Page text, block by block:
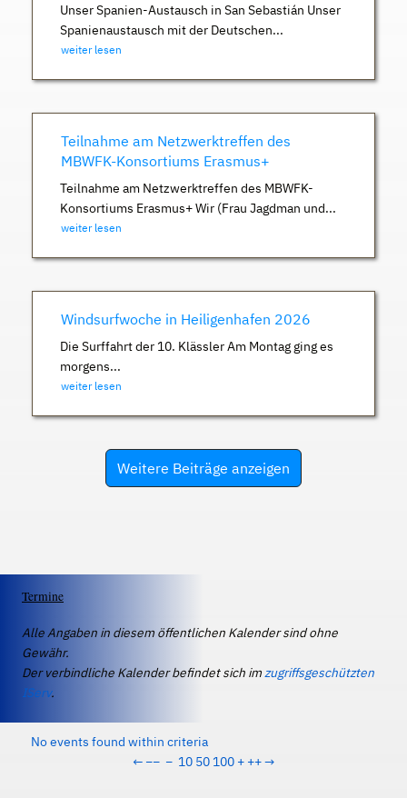
Unser Spanien-Austausch in San Sebastián Unser
Spanienaustausch mit der Deutschen...
weiter lesen
Teilnahme am Netzwerktreffen des
MBWFK-Konsortiums Erasmus+
Teilnahme am Netzwerktreffen des MBWFK-
Konsortiums Erasmus+ Wir (Frau Jagdman und...
weiter lesen
Windsurfwoche in Heiligenhafen 2026
Die Surffahrt der 10. Klässler Am Montag ging es
morgens...
weiter lesen
Weitere Beiträge anzeigen
Termine
Alle Angaben in diesem öffentlichen Kalender sind ohne
Gewähr.
Der verbindliche Kalender befindet sich imzugriffsgeschützten
IServ.
No events found within criteria
← −− − 10 50 100 + ++→